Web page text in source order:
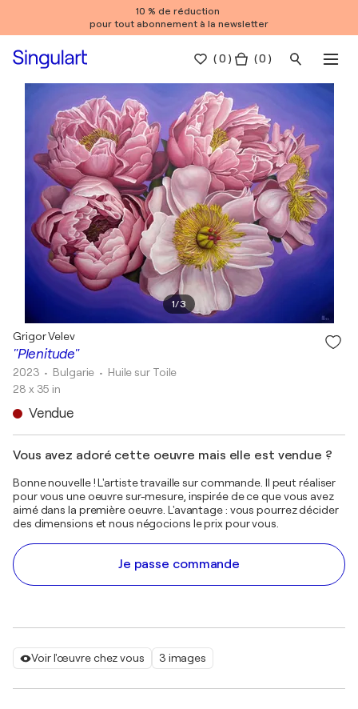
10 % de réduction
pour tout abonnement à la newsletter
(0 ) ( 0 )
1/3
Voir l'œuvre chez vous 3 images
"Plenitude"
Grigor Velev
2023 • Bulgarie • Huile sur Toile
28 x 35 in
Vendue
Vous avez adoré cette oeuvre mais elle est vendue ?
Bonne nouvelle ! L'artiste travaille sur commande. Il peut réaliser
pour vous une oeuvre sur-mesure, inspirée de ce que vous avez
aimé dans la première oeuvre. L'avantage : vous pourrez décider
des dimensions et nous négocions le prix pour vous.
Je passe commande